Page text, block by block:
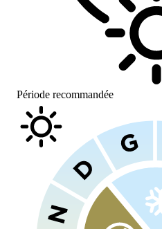
Période recommandée